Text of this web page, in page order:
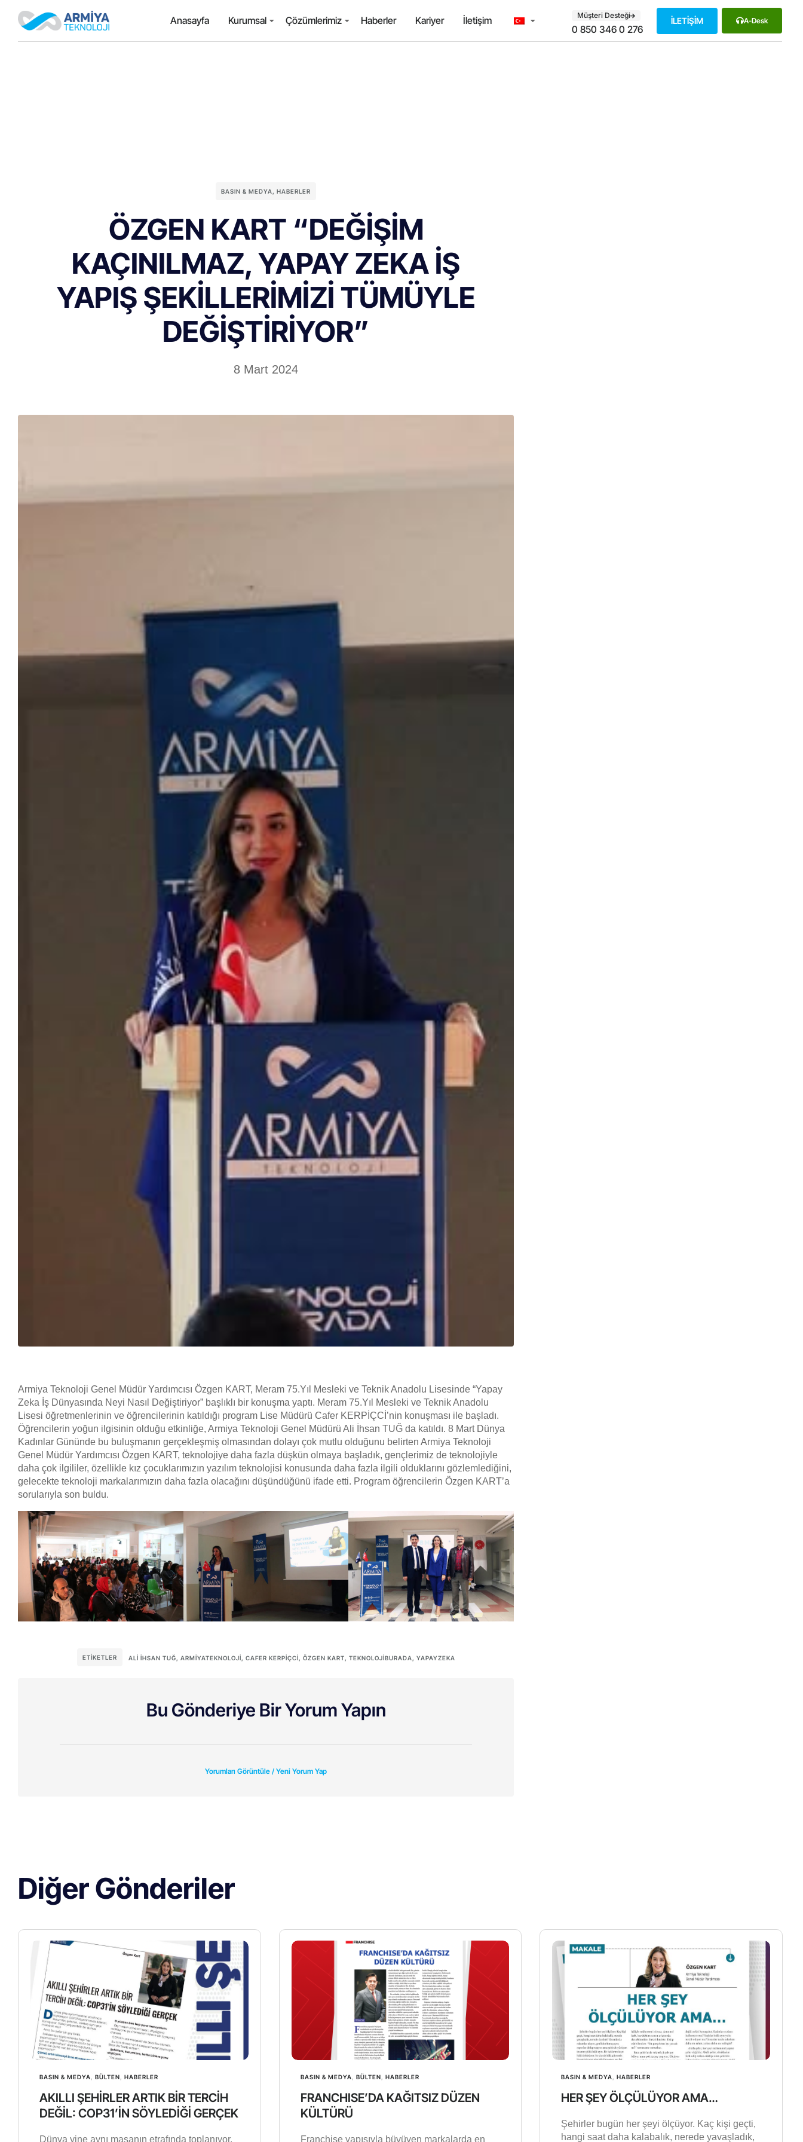
Anasayfa Kurumsal Çözümlerimiz Haberler Kariyer İletişim Müşteri Desteği
0 850 346 0 276
İLETİŞİM A-Desk
BASIN & MEDYA, HABERLER
ÖZGEN KART “DEĞİŞİM
KAÇINILMAZ, YAPAY ZEKA İŞ
YAPIŞ ŞEKİLLERİMİZİ TÜMÜYLE
DEĞİŞTİRİYOR”
8 Mart 2024
Armiya Teknoloji Genel Müdür Yardımcısı Özgen KART, Meram 75.Yıl Mesleki ve Teknik Anadolu Lisesinde “Yapay
Zeka İş Dünyasında Neyi Nasıl Değiştiriyor” başlıklı bir konuşma yaptı. Meram 75.Yıl Mesleki ve Teknik Anadolu
Lisesi öğretmenlerinin ve öğrencilerinin katıldığı program Lise Müdürü Cafer KERPİÇCİ’nin konuşması ile başladı.
Öğrencilerin yoğun ilgisinin olduğu etkinliğe, Armiya Teknoloji Genel Müdürü Ali İhsan TUĞ da katıldı. 8 Mart Dünya
Kadınlar Gününde bu buluşmanın gerçekleşmiş olmasından dolayı çok mutlu olduğunu belirten Armiya Teknoloji
Genel Müdür Yardımcısı Özgen KART, teknolojiye daha fazla düşkün olmaya başladık, gençlerimiz de teknolojiyle
daha çok ilgililer, özellikle kız çocuklarımızın yazılım teknolojisi konusunda daha fazla ilgili olduklarını gözlemlediğini,
gelecekte teknoloji markalarımızın daha fazla olacağını düşündüğünü ifade etti. Program öğrencilerin Özgen KART’a
sorularıyla son buldu.
ETIKETLER ALI İHSAN TUĞ, ARMIYATEKNOLOJI, CAFER KERPİÇCİ, ÖZGEN KART, TEKNOLOJIBURADA, YAPAYZEKA
Bu Gönderiye Bir Yorum Yapın
Yorumları Görüntüle / Yeni Yorum Yap
Diğer Gönderiler
BASIN & MEDYA BÜLTEN HABERLER
AKILLI ŞEHİRLER ARTIK BİR TERCİH
DEĞİL: COP31’İN SÖYLEDİĞİ GERÇEK
Dünya yine aynı masanın etrafında toplanıyor.
BASIN & MEDYA BÜLTEN HABERLER
FRANCHISE’DA KAĞITSIZ DÜZEN
KÜLTÜRÜ
Franchise yapısıyla büyüyen markalarda en
BASIN & MEDYA ,HABERLER
HER ŞEY ÖLÇÜLÜYOR AMA…
Şehirler bugün her şeyi ölçüyor. Kaç kişi geçti,
hangi saat daha kalabalık, nerede yavaşladık,